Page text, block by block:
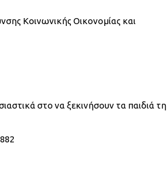
Κοινωνικής Οικονομίας και
στο να ξεκινήσουν τα παιδιά τη